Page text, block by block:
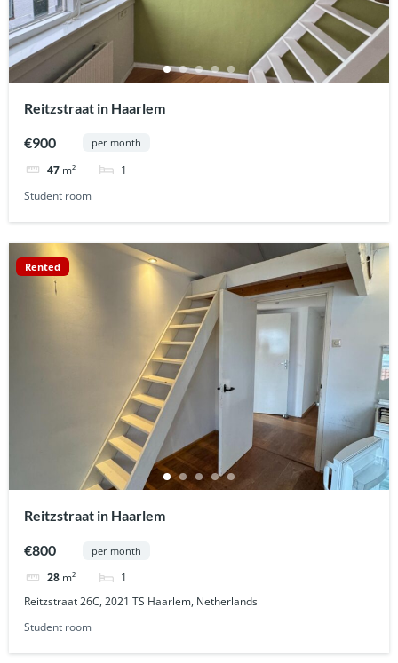
Reitzstraat in Haarlem
€900 per month
47 m²
1
Student room
Rented
Reitzstraat in Haarlem
€800 per month
28 m²
1
Reitzstraat 26C, 2021 TS Haarlem, Netherlands
Student room